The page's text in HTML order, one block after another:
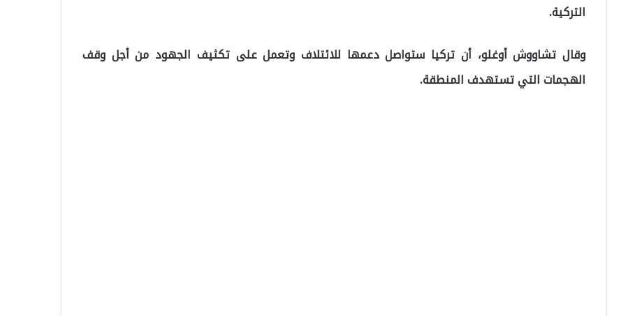
التركية.
وقال تشاووش أوغلو، أن تركيا ستواصل دعمها للائتلاف وتعمل على تكثيف الجهود من أجل وقف
الهجمات التي تستهدف المنطقة.